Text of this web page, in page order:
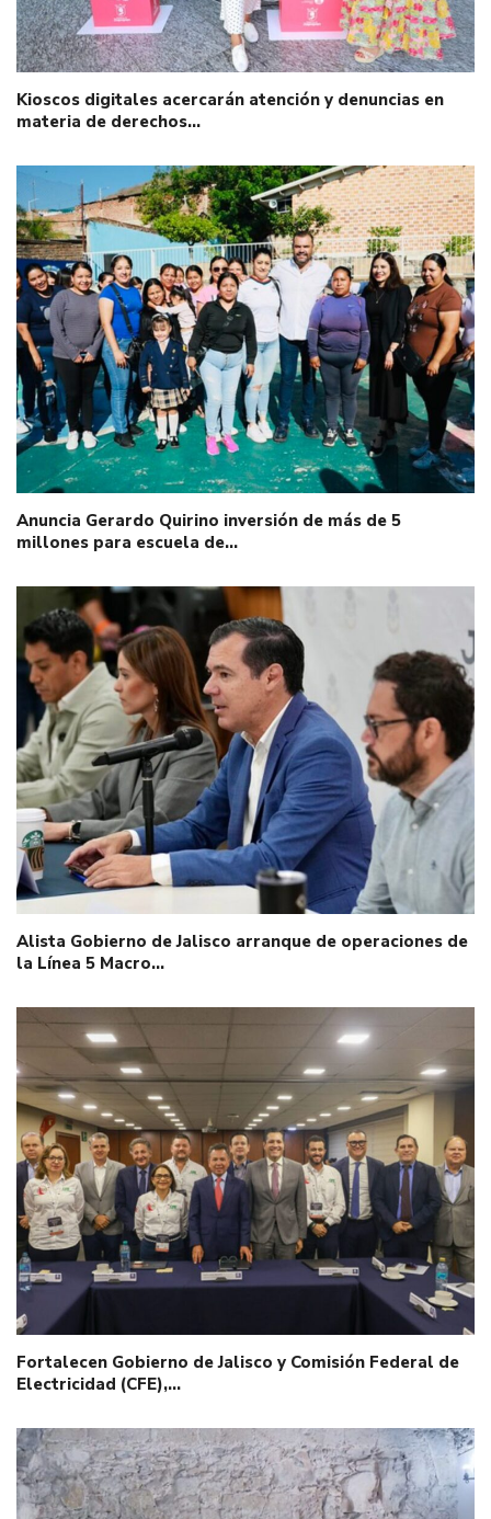
Kioscos digitales acercarán atención y denuncias en
materia de derechos…
Anuncia Gerardo Quirino inversión de más de 5
millones para escuela de…
Alista Gobierno de Jalisco arranque de operaciones de
la Línea 5 Macro…
Fortalecen Gobierno de Jalisco y Comisión Federal de
Electricidad (CFE),…